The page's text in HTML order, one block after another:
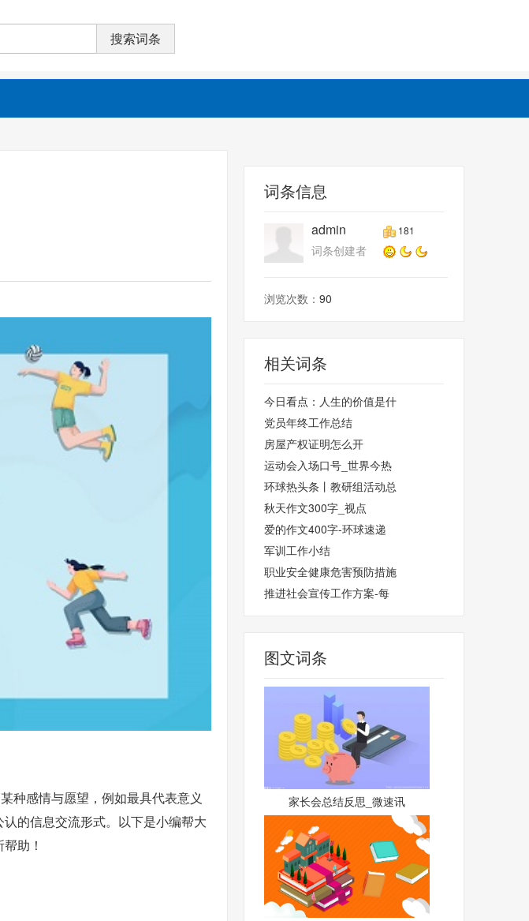
种感情与愿望，例如最具代表意义
的信息交流形式。以下是小编帮大
助！
词条信息
admin 181
词条创建者
浏览次数： 90
相关词条
今日看点：人生的价值是什
党员年终工作总结
房屋产权证明怎么开
运动会入场口号_世界今热
环球热头条丨教研组活动总
秋天作文300字_视点
爱的作文400字-环球速递
军训工作小结
职业安全健康危害预防措施
推进社会宣传工作方案-每
图文词条
家长会总结反思_微速讯